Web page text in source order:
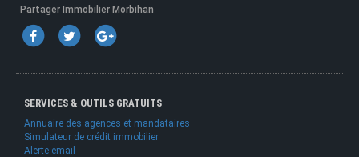
Partager Immobilier Morbihan
SERVICES & OUTILS GRATUITS
Annuaire des agences et mandataires
Simulateur de crédit immobilier
Alerte email